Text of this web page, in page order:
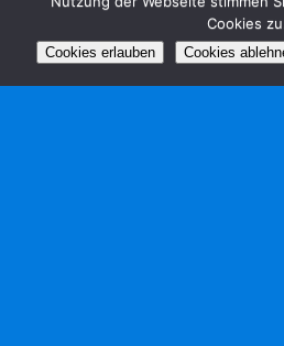
Cookies
Cookies erlauben Cookies